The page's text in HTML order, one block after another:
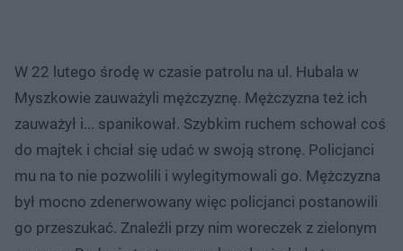
W 22 lutego środę w czasie patrolu na ul. Hubala w
Myszkowie zauważyli mężczyznę. Mężczyzna też ich
zauważył i... spanikował. Szybkim ruchem schował coś
do majtek i chciał się udać w swoją stronę. Policjanci
mu na to nie pozwolili i wylegitymowali go. Mężczyzna
był mocno zdenerwowany więc policjanci postanowili
go przeszukać. Znaleźli przy nim woreczek z zielonym